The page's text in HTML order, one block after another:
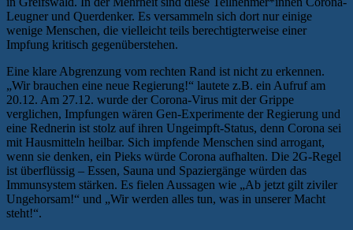
Leugner und Querdenker. Es versammeln sich dort nur einige
wenige Menschen, die vielleicht teils berechtigterweise einer
Impfung kritisch gegenüberstehen.
Eine klare Abgrenzung vom rechten Rand ist nicht zu erkennen.
„Wir brauchen eine neue Regierung!“ lautete z.B. ein Aufruf am
20.12. Am 27.12. wurde der Corona-Virus mit der Grippe
verglichen, Impfungen wären Gen-Experimente der Regierung und
eine Rednerin ist stolz auf ihren Ungeimpft-Status, denn Corona sei
mit Hausmitteln heilbar. Sich impfende Menschen sind arrogant,
wenn sie denken, ein Pieks würde Corona aufhalten. Die 2G-Regel
ist überflüssig – Essen, Sauna und Spaziergänge würden das
Immunsystem stärken. Es fielen Aussagen wie „Ab jetzt gilt ziviler
Ungehorsam!“ und „Wir werden alles tun, was in unserer Macht
steht!“.